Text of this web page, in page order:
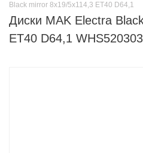
Black mirror 8x19/5x114,3 ET40 D64,1
Диски MAK Electra
ET40 D64,1 WHS520303